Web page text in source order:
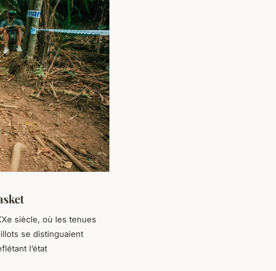
siècle, où les tenues
se distinguaient
l’état